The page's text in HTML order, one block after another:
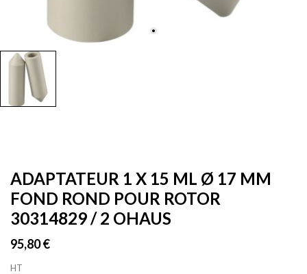
ADAPTATEUR 1 X 15 ML Ø 17 MM
FOND ROND POUR ROTOR
30314829 / 2 OHAUS
95,80 €
HT